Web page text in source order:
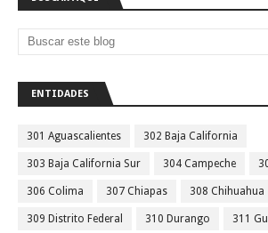
ENTIDADES
301 Aguascalientes 302 Baja California
303 Baja California Sur 304 Campeche
306 Colima 307 Chiapas 308 Chihuahua
309 Distrito Federal 310 Durango 311